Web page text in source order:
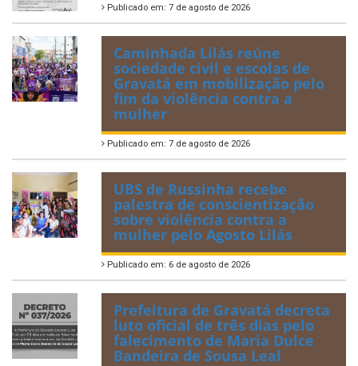
Publicado em: 7 de agosto de 2026
Caminhada Lilás reúne
sociedade civil e escolas de
Gravatá em mobilização pelo
fim da violência contra a
mulher
Publicado em: 7 de agosto de 2026
UBS de Russinha recebe
palestra de conscientização
sobre violência contra a
mulher pelo Agosto Lilás
Publicado em: 6 de agosto de 2026
Prefeitura de Gravatá decreta
luto oficial de três dias pelo
falecimento de Maria Dulce
Bandeira de Sousa Leal